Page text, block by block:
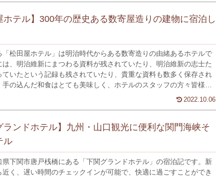
ホテル】300年の歴史ある数寄屋造りの建物に宿泊し
「松田屋ホテル」は明治時代からある数寄造りの由緒あるホテルで
は、明治維新にまつわる資料が残されていたり、明治維新の志士た
ていたという記録も残されていたり、貴重な資料も数多く保存され
手の込んだ和食はとても美味しく、ホテルのスタッフの方々皆様が
2022.10.06
ランドホテル】九州・山口観光に便利な関門海峡そ
ル
県下関市唐戸桟橋にある「下関グランドホテル」の宿泊記です。新
近く、遅い時間のチェックインが可能で、快適に過ごすことができ